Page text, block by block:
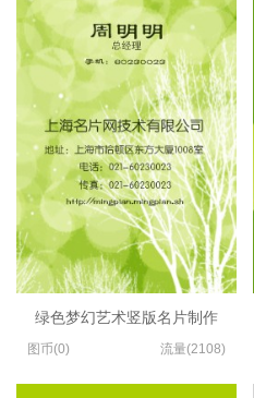
绿色梦幻艺术竖版名片制作
图币(0) 流量(2108)